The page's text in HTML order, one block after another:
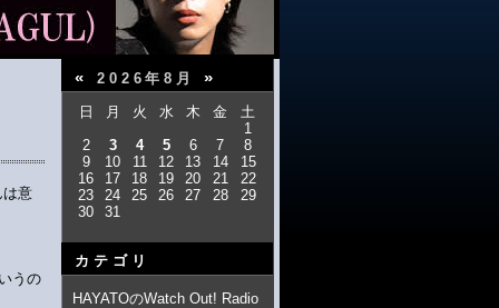
は意
うの
« 2026年8月 »
日 月 火 水 木 金
土
1
2
3 4 5 6 7
8
9
10 11 12 13 14
15
16
17 18 19 20 21
22
23
24 25 26 27 28
29
30
31
カテゴリ
HAYATOのWatch Out! Radio